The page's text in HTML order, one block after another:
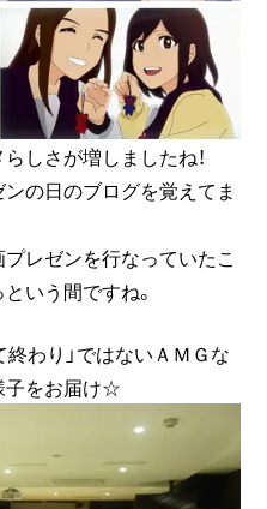
しさが増しましたね！
の日のブログを覚えてま
レゼンを行なっていたこ
いう間ですね。
終わり」ではないＡＭＧな
子をお届け☆